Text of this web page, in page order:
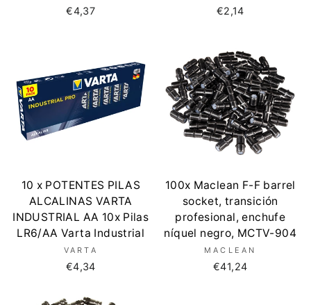
€4,37 €2,14
10 x POTENTES PILAS
ALCALINAS VARTA
INDUSTRIAL AA 10x Pilas
LR6/AA Varta Industrial
VARTA
€4,34
100x Maclean F-F barrel
socket, transición
profesional, enchufe
níquel negro, MCTV-904
MACLEAN
€41,24